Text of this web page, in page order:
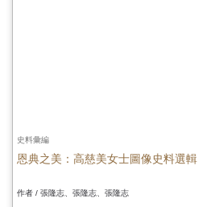
史料彙編
恩典之美：高慈美女士圖像史料選輯
作者 / 張隆志、張隆志、張隆志